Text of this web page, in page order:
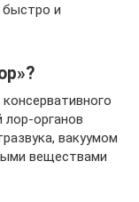
быстро и
лор-органов
вакуумом
веществами